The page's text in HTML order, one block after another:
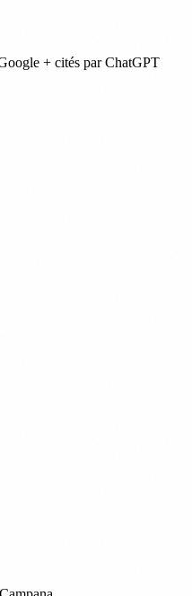
+ cités par ChatGPT